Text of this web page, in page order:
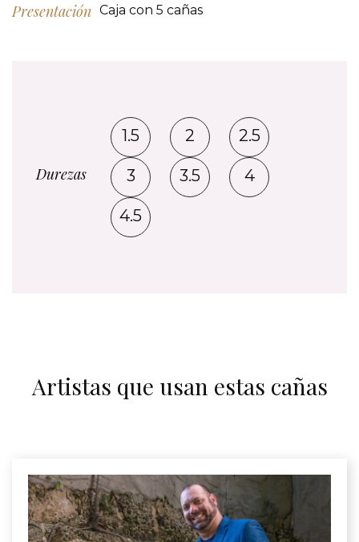
Presentación Caja con 5 cañas
Durezas
1.5 2 2.5
3 3.5 4
4.5
Artistas que usan estas cañas